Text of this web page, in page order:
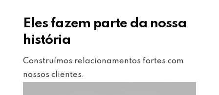
Eles fazem parte da nossa
história
Construímos relacionamentos fortes com
nossos clientes.